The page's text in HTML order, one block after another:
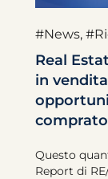
#News,
Real
in
Questo
Report di